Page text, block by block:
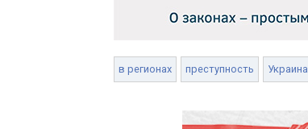
в регионах преступность Украина